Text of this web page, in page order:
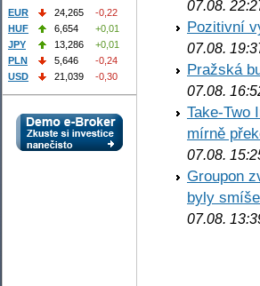
07.08.
Pozitivní
07.08.
Pražská
07.08.
Take-Two
mírně
07.08.
Groupon
byly
07.08.
EUR 24,265
-0,22
HUF
6,654
+0,01
JPY
13,286
+0,01
PLN
5,646
-0,24
USD
21,039 -0,30